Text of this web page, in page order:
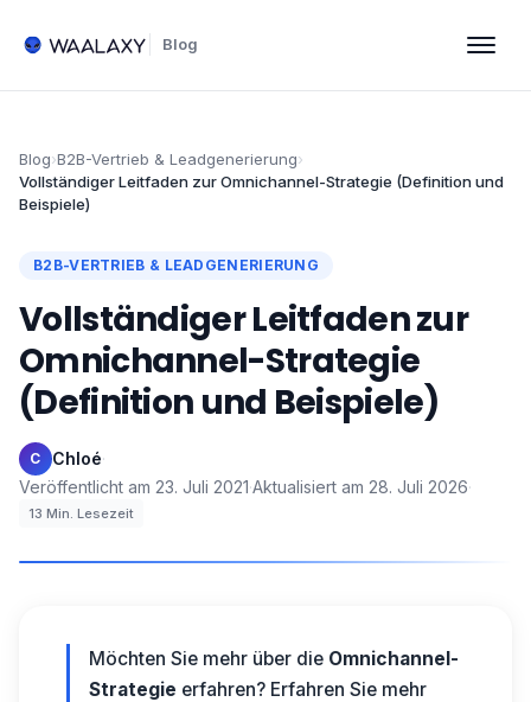
Blog
Blog›B2B-Vertrieb & Leadgenerierung›
Vollständiger Leitfaden zur Omnichannel-Strategie (Definition und
Beispiele)
B2B-VERTRIEB & LEADGENERIERUNG
Vollständiger Leitfaden zur
Omnichannel-Strategie
(Definition und Beispiele)
C Chloé·
Veröffentlicht am 23. Juli 2021·Aktualisiert am 28. Juli 2026·
13 Min. Lesezeit
Möchten Sie mehr über die Omnichannel-
Strategie erfahren? Erfahren Sie mehr